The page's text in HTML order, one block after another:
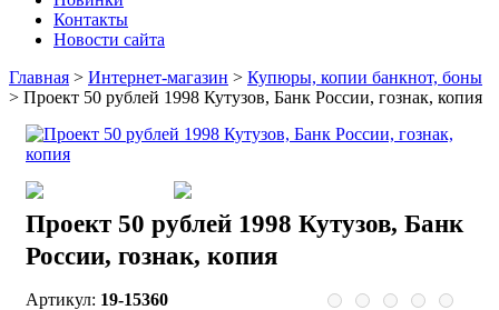
Контакты
Новости сайта
Главная > Интернет-магазин > Купюры, копии банкнот, боны
> Проект 50 рублей 1998 Кутузов, Банк России, гознак, копия
Проект 50 рублей 1998 Кутузов, Банк
России, гознак, копия
Артикул: 19-15360